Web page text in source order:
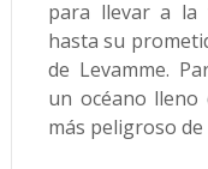
para llevar a la
hasta su
de Levamme.
un océano
más peligroso